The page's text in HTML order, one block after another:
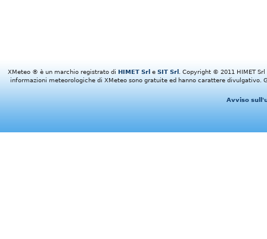
XMeteo ® è un marchio registrato di HIMET Srl e SIT Srl
. Copyright © 2011 HIMET
informazioni meteorologiche di XMeteo sono gratuite ed hanno carattere divulgativo.
Avviso